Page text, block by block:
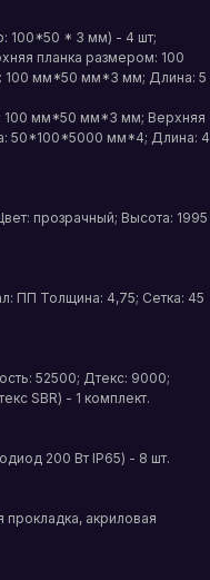
100*50 * 3 мм) - 4 шт;
планка размером: 100
100 мм*50 мм*3 мм; Длина: 5
100 мм*50 мм*3 мм; Верхняя
50*100*5000 мм*4; Длина: 4
прозрачный; Высота: 1995
ПП Толщина: 4,75; Сетка: 45
52500; Дтекс: 9000;
SBR) - 1 комплект.
200 Вт IP65) - 8 шт.
прокладка, акриловая